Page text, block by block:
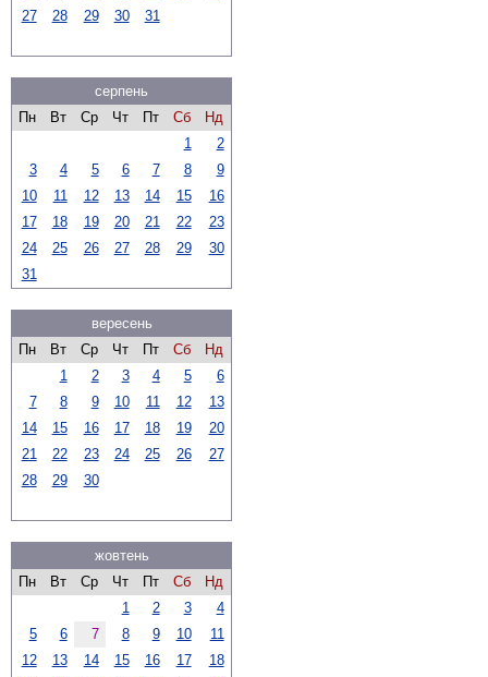
27
28 29 30 31
серпень
Пн
Вт Ср Чт Пт Сб
Нд
1
2
3
4 5 6 7 8
9
10
11 12 13 14 15
16
17
18 19 20 21 22
23
24
25 26 27 28 29
30
31
вересень
Пн
Вт Ср Чт Пт Сб
Нд
1
2 3 4 5
6
7
8 9 10 11 12
13
14
15 16 17 18 19
20
21
22 23 24 25 26
27
28
29 30
жовтень
Пн
Вт Ср Чт Пт Сб
Нд
1
2 3
4
5
6 7 8 9 10
11
12
13 14 15 16 17
18